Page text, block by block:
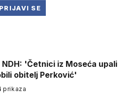
PRIJAVI SE
'Četnici iz Moseća upali
obitelj Perković'
prikaza